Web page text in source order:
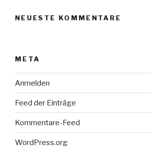
NEUESTE KOMMENTARE
META
Anmelden
Feed der Einträge
Kommentare-Feed
WordPress.org